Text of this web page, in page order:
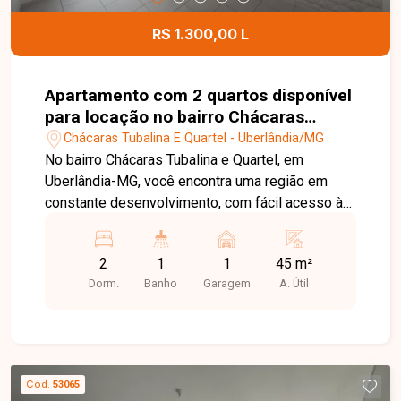
visita para conhecer esta excelente oportunidade
R$ 1.300,00 L
Apartamento com 2 quartos disponível
para locação no bairro Chácaras
Tubalina E Quartel em Uberlândia-MG
Chácaras Tubalina E Quartel - Uberlândia/MG
No bairro Chácaras Tubalina e Quartel, em
Uberlândia-MG, você encontra uma região em
constante desenvolvimento, com fácil acesso às
supermercados, escolas, farmácias e diversos
comércios, proporcionando praticidade e
qualidade de vida. Apartamento disponível para
1 vaga de garagem. Os ambientes são bem
distribuídos, oferecendo conforto e
2
Dorm.
1
Banho
1
Garagem
45 m²
A. Útil
Cód. 53065